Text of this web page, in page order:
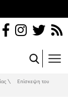
\
Επίσκεψη του